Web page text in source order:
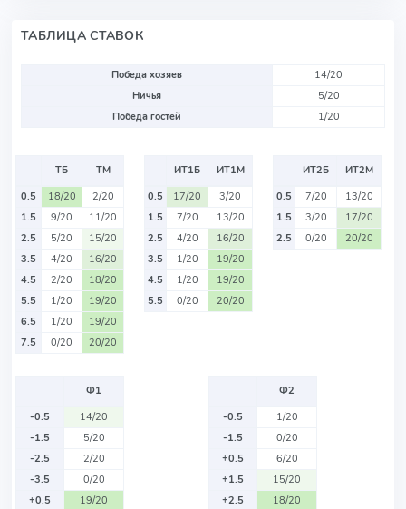
ТАБЛИЦА СТАВОК
Победа хозяев
14/20
Ничья
5/20
Победа гостей
1/20
ТБ
ТМ
0.5
18/20
2/20
1.5
9/20
11/20
2.5
5/20
15/20
3.5
4/20
16/20
4.5
2/20
18/20
5.5
1/20
19/20
6.5
1/20
19/20
7.5
0/20 20/20
ИТ1Б
ИТ1М
0.5
17/20
3/20
1.5
7/20
13/20
2.5
4/20
16/20
3.5
1/20
19/20
4.5
1/20
19/20
5.5
0/20 20/20
ИТ2Б
ИТ2М
0.5
7/20
13/20
1.5
3/20
17/20
2.5
0/20 20/20
Ф1
-0.5
14/20
-1.5
5/20
-2.5
2/20
-3.5
0/20
+0.5
19/20
Ф2
-0.5
1/20
-1.5
0/20
+0.5
6/20
+1.5
15/20
+2.5
18/20